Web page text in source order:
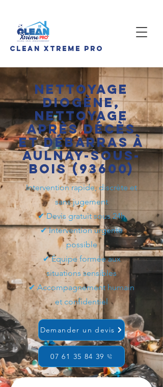
CLEan Xtreme pro
Nettoyage
Diogène,
nettoyage
après décès
et débarras à
Aulnay-sous-
Bois (93600)
Intervention rapide, discrète et
sans jugement
✔ Devis gratuit sous 24h
✔ Intervention urgente
possible
✔ Équipe formée aux
situations sensibles
✔ Accompagnement humain
et confidentiel
Demander un devis
07 61 35 84 39